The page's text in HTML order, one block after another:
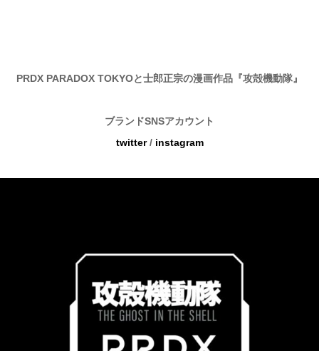
PRDX PARADOX TOKYOと士郎正宗の漫画作品『攻殻機動隊』
ブランドSNSアカウント
twitter/ instagram